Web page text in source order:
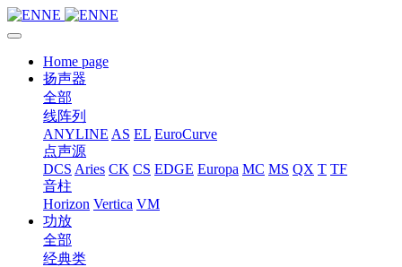
Home page
扬声器
全部
线阵列
ANYLINE AS EL EuroCurve
点声源
DCS Aries CK CS EDGE Europa MC MS QX T TF
音柱
Horizon Vertica VM
功放
全部
经典类